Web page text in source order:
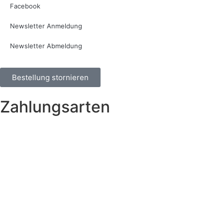
Facebook
Newsletter Anmeldung
Newsletter Abmeldung
Bestellung stornieren
Zahlungsarten